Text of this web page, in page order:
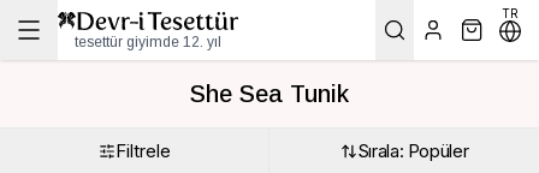
tesettür giyimde 12. yıl
TR
She Sea Tunik
Filtrele Sırala: Popüler